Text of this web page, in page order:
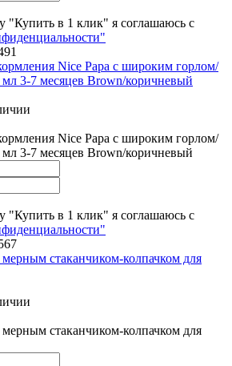
"Купить в 1 клик" я соглашаюсь с
Nice Papa с широким горлом/
3-7 месяцев Brown/коричневый
Nice Papa с широким горлом/
3-7 месяцев Brown/коричневый
"Купить в 1 клик" я соглашаюсь с
мерным стаканчиком-колпачком для
мерным стаканчиком-колпачком для